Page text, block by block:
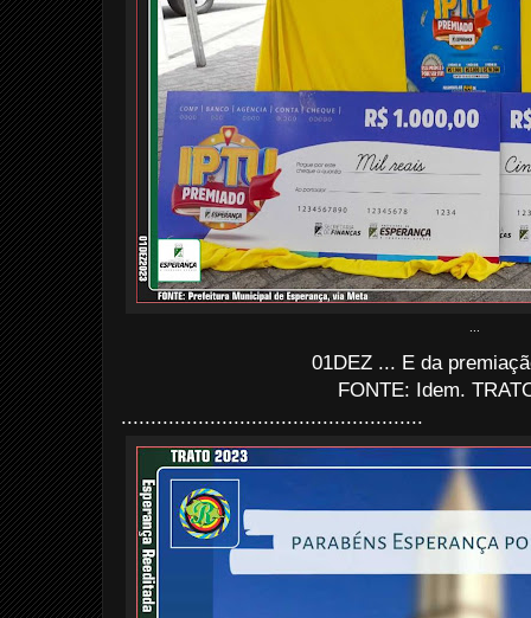
01DEZ ... E da
FONTE: Idem.
...................................................